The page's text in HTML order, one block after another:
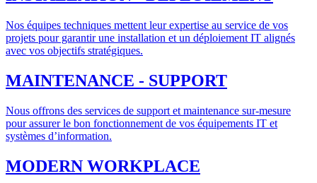
Nos équipes techniques mettent leur expertise au service de vos
projets pour garantir une installation et un déploiement IT alignés
avec vos objectifs stratégiques.
MAINTENANCE - SUPPORT
Nous offrons des services de support et maintenance sur-mesure
pour assurer le bon fonctionnement de vos équipements IT et
systèmes d’information.
MODERN WORKPLACE